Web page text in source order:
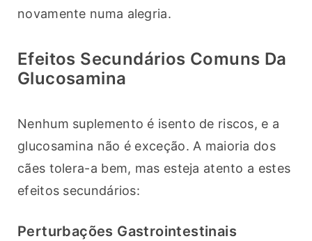
novamente numa alegria.
Efeitos Secundários Comuns Da
Glucosamina
Nenhum suplemento é isento de riscos, e a
glucosamina não é exceção. A maioria dos
cães tolera-a bem, mas esteja atento a estes
efeitos secundários:
Perturbações Gastrointestinais